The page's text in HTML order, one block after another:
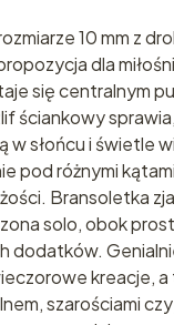
10 mm z
dla
się centralnym
ściankowy
w słońcu i świetle
pod różnymi
Bransoletka
solo, obok
dodatków.
kreacje,
szarościami